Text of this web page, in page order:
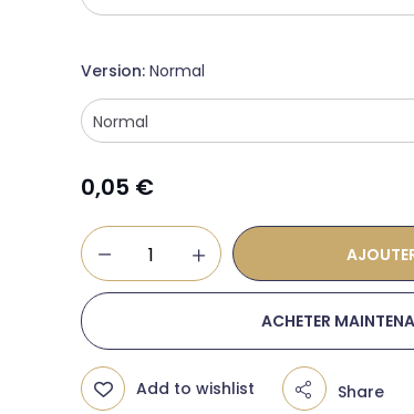
Version Normal
0,05 €
ACHETER
Add to wishlist Share